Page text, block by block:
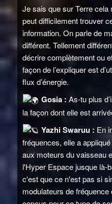
Je sais que sur Terre cela
peut difficilement trouver
information. On parle de
différent. Tellement
décrire complètement ou
façon de l’expliquer est
flux d’énergie.
Gosia : As-tu plus
la façon dont elle est
Yazhi Swaruu : En
fréquences, elle a
aux moteurs du vaisseau
l'Hyper Espace jusque là-
c'est que ce n'est pas si
modulateurs de